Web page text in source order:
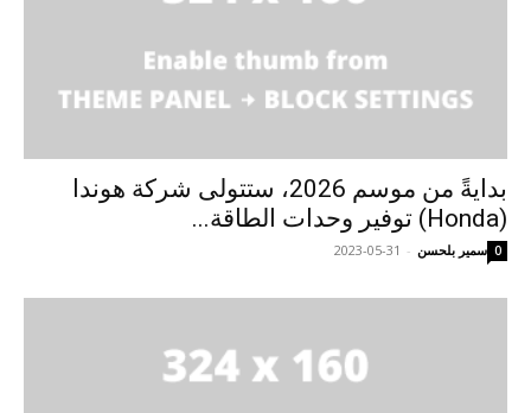
بدايةً من موسم 2026، ستتولى شركة هوندا
(Honda) توفير وحدات الطاقة...
سمير بلحسن -
2023-05-31 0